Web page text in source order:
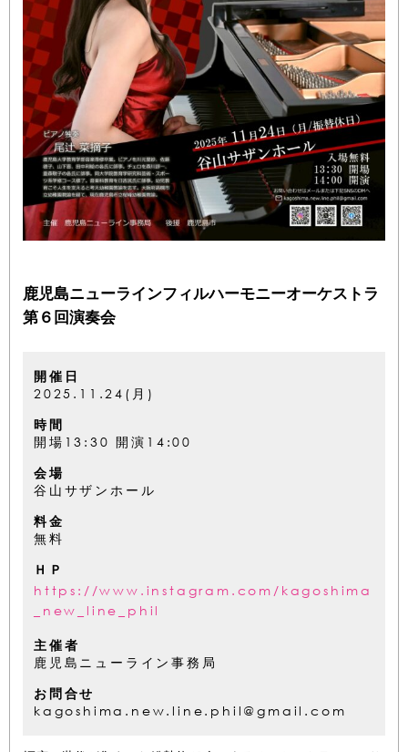
鹿児島ニューラインフィルハーモニーオーケストラ
第６回演奏会
開催日
2025.11.24(月)
時間
開場13:30 開演14:00
会場
谷山サザンホール
料金
無料
ＨＰ
https://www.instagram.com/kagoshima
_new_line_phil
主催者
鹿児島ニューライン事務局
お問合せ
kagoshima.new.line.phil@gmail.com